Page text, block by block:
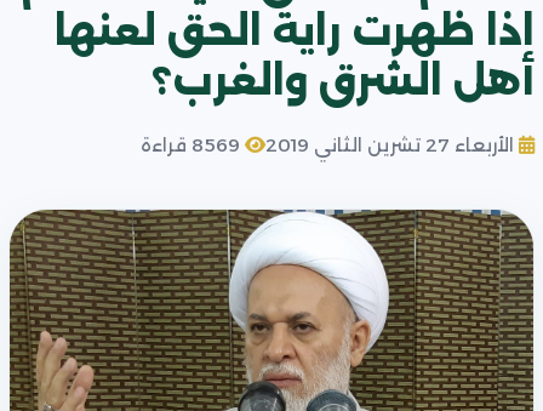
اذا ظهرت راية الحق لعنها
أهل الشرق والغرب؟
الأربعاء 27 تشرين الثاني 2019